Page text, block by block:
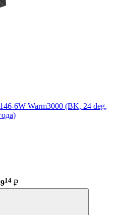
6W Warm3000 (BK, 24 deg,
14 ₽